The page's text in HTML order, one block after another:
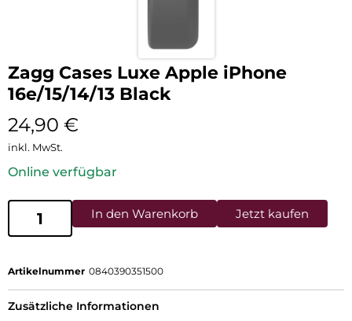
Zagg Cases Luxe Apple iPhone
16e/15/14/13 Black
24,90 €
inkl. MwSt.
Online verfügbar
In den Warenkorb Jetzt kaufen
Artikelnummer 0840390351500
Zusätzliche Informationen